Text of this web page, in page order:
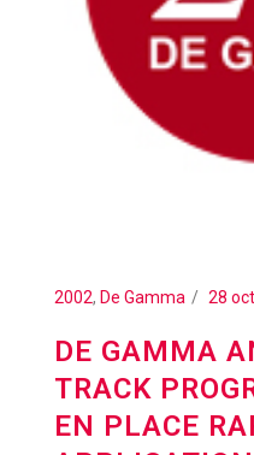
2002, De Gamma 28
DE GAMMA
TRACK
EN PLACE